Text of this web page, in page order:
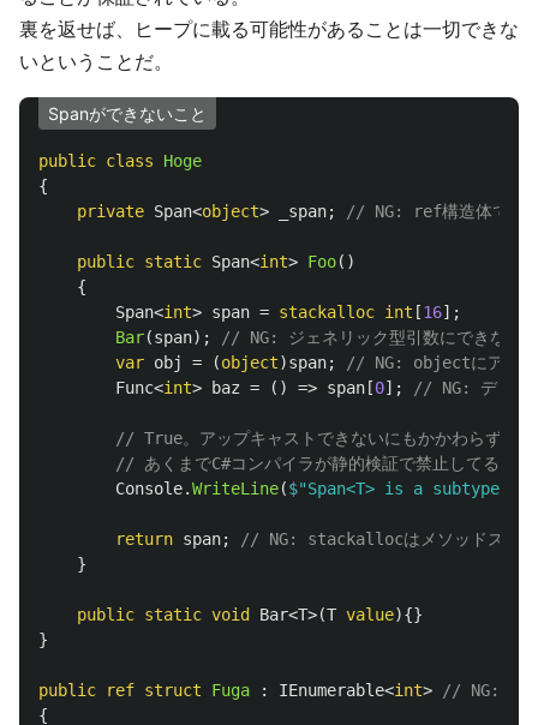
裏を返せば、ヒープに載る可能性があることは一切できな
いということだ。
Spanができないこと
public class
Hoge
{
private Span<object> _span; // NG: ref構造体でない
public static Span<int> Foo()
{
Span<int> span = stackalloc int [16];
Bar(span);
// NG: ジェネリック型引数にできない
var obj = (object)span;
// NG: objectにアップ
Func<int> baz = () => span [0]; // NG: デリゲ
// True。アップキャストできないにもかかわらず内
// あくまでC#コンパイラが静的検証で禁止してるだ
Console.WriteLine($"Span<T> is a subtype
return span;
// NG: stackallocはメソッドスコー
}
public static void Bar<T>(T value){}
}
public ref struct Fuga : IEnumerable<int>
// NG: イン
{